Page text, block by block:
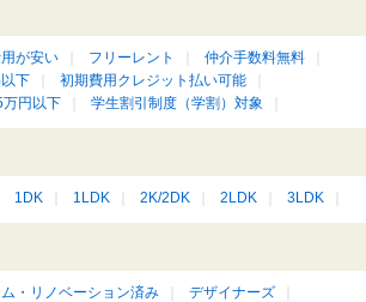
が安い フリーレント
仲介手数料無料
下
初期費用クレジット払い可能
万円以下 学生割引制度（学割）対象
1DK 1LDK 2K/2DK 2LDK 3LDK
・リノベーション済み
デザイナーズ